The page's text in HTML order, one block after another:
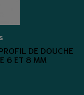
DE DOUCHE
6 ET 8 MM